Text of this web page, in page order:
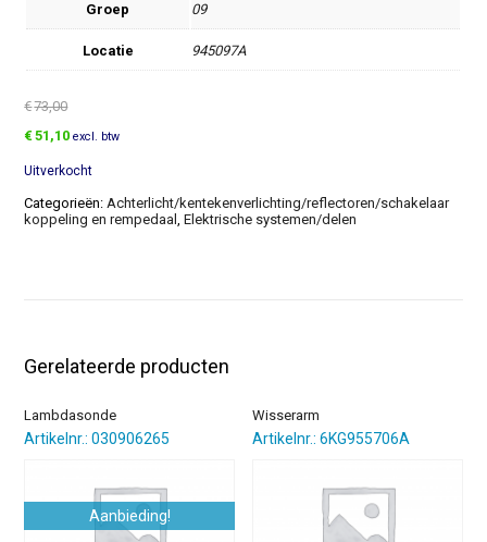
Groep 09
Locatie 945097A
€73,00
Oorspronkelijke
was:
€73,00.
€51,10Huidige
is:
€51,10.
excl. btw
Uitverkocht
Categorieën:Achterlicht/kentekenverlichting/reflectoren/schakelaar
koppeling en rempedaal,Elektrische systemen/delen
Gerelateerde producten
Lambdasonde
Artikelnr.: 030906265
Aanbieding!
Wisserarm
Artikelnr.: 6KG955706A